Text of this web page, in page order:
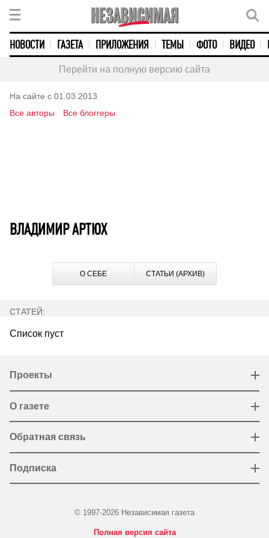
НОВОСТИ ГАЗЕТА ПРИЛОЖЕНИЯ ТЕМЫ ФОТО ВИДЕО
Перейти на полную версию сайта
На сайте с 01.03.2013
Все авторы
Все блоггеры
ВЛАДИМИР АРТЮХ
О СЕБЕ СТАТЬИ (АРХИВ)
СТАТЕЙ:
Список пуст
Проекты
О газете
Обратная связь
Подписка
© 1997-2026 Независимая газета
Полная версия сайта